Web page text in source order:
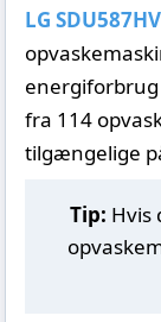
LG SDU587HV
energiforbrug
fra 114
tilgængelige
Tip: Hvis